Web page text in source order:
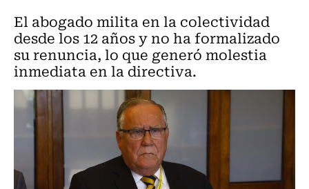
El abogado milita en la colectividad
desde los 12 años y no ha formalizado
su renuncia, lo que generó molestia
inmediata en la directiva.